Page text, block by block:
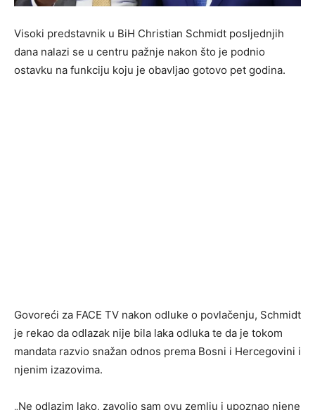
Visoki predstavnik u BiH Christian Schmidt posljednjih
dana nalazi se u centru pažnje nakon što je podnio
ostavku na funkciju koju je obavljao gotovo pet godina.
Govoreći za FACE TV nakon odluke o povlačenju, Schmidt
je rekao da odlazak nije bila laka odluka te da je tokom
mandata razvio snažan odnos prema Bosni i Hercegovini i
njenim izazovima.
„Ne odlazim lako, zavolio sam ovu zemlju i upoznao njene